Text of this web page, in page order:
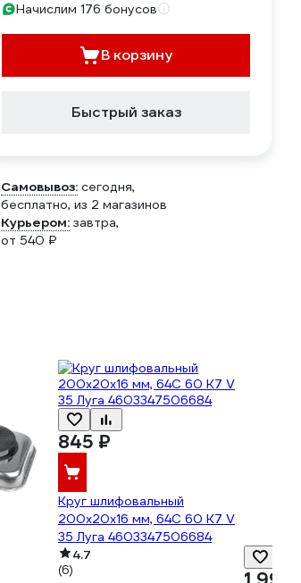
Начислим 176 бонусов
В корзину
Быстрый заказ
Самовывоз: сегодня,
бесплатно, из 2 магазинов
Курьером: завтра,
от 540 ₽
845 ₽
Круг шлифовальный
200x20x16 мм, 64С 60 K7 V
35 Луга 4603347506684
4.7
(6)